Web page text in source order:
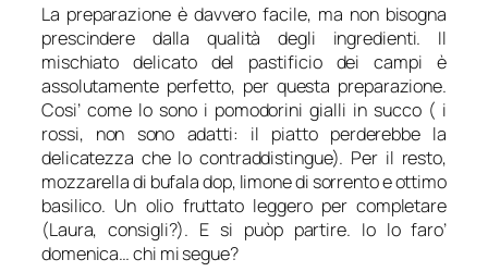
La preparazione è davvero facile, ma non bisogna
prescindere dalla qualità degli ingredienti. Il
mischiato delicato del pastificio dei campi è
assolutamente perfetto, per questa preparazione.
Cosi’ come lo sono i pomodorini gialli in succo ( i
rossi, non sono adatti: il piatto perderebbe la
delicatezza che lo contraddistingue). Per il resto,
mozzarella di bufala dop, limone di sorrento e ottimo
basilico. Un olio fruttato leggero per completare
(Laura, consigli?). E si puòp partire. Io lo faro’
domenica… chi mi segue?